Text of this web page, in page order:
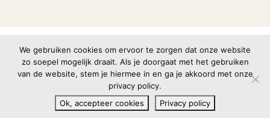
© 2026 VMBN Contact Disclaimer Privacyverklaring
Site doormemento
We gebruiken cookies om ervoor te zorgen dat onze website
zo soepel mogelijk draait. Als je doorgaat met het gebruiken
van de website, stem je hiermee in en ga je akkoord met onze
privacy policy.
Ok, accepteer cookies
Privacy policy